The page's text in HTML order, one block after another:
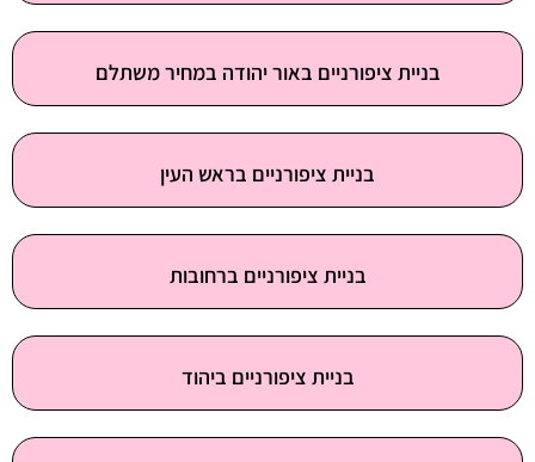
בניית ציפורניים באור יהודה במחיר משתלם
בניית ציפורניים בראש העין
בניית ציפורניים ברחובות
בניית ציפורניים ביהוד